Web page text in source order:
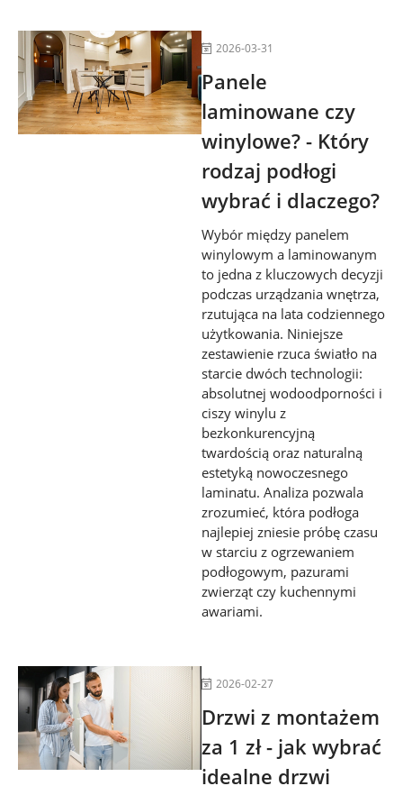
2026-03-31
Panele
laminowane czy
winylowe? - Który
rodzaj podłogi
wybrać i dlaczego?
Wybór między panelem
winylowym a laminowanym
to jedna z kluczowych decyzji
podczas urządzania wnętrza,
rzutująca na lata codziennego
użytkowania. Niniejsze
zestawienie rzuca światło na
starcie dwóch technologii:
absolutnej wodoodporności i
ciszy winylu z
bezkonkurencyjną
twardością oraz naturalną
estetyką nowoczesnego
laminatu. Analiza pozwala
zrozumieć, która podłoga
najlepiej zniesie próbę czasu
w starciu z ogrzewaniem
podłogowym, pazurami
zwierząt czy kuchennymi
awariami.
2026-02-27
Drzwi z montażem
za 1 zł - jak wybrać
idealne drzwi